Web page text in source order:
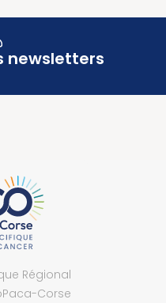
newsletters
Régional
Corse